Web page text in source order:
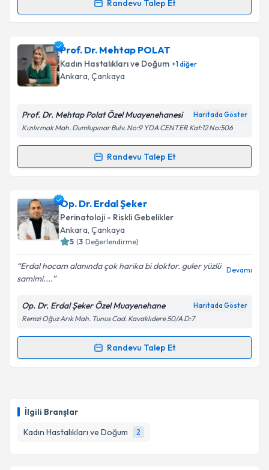
İlgili Branşlar
Kadın Hastalıkları ve Doğum
2
Randevu Talep Et
Randevu Takvimi Talebi
Doç. Dr. Faika Ceylan Çiftçi için randevu takvimi
talebi oluşturun. Size bu uzmandan randevu almanız
için bir takvim hazırlandığında e-posta ile
bilgilendireceğiz.
E-posta Adresiniz
Kişisel verilerimin işlenmesine ilişkinAydınlatma
kapsamda işlenmesini kabul ediyorum.
Takvim Talebini Gönder
Prof. Dr. Mehtap POLAT
Kadın Hastalıkları ve Doğum +1diğer
Ankara, Çankaya
Prof. Dr. Mehtap Polat Özel Muayenehanesi Haritada Göster
Kızılırmak Mah. Dumlupınar Bulv. No:9 YDA CENTER Kat:12 No:506
Randevu Talep Et
Randevu Takvimi Talebi
Prof. Dr. Mehtap POLATiçin randevu takvimi talebi
oluşturun. Size bu uzmandan randevu almanız için bir
takvim hazırlandığında e-posta ile bilgilendireceğiz.
Kişisel verilerimin işlenmesine ilişkin
Aydınlatma
Metni'ni okudum ve kişisel verilerimin belirtilen
kapsamda işlenmesini kabul ediyorum.
Op. Dr. Erdal Şeker
Perinatoloji - Riskli Gebelikler
Ankara, Çankaya
5 (3 Değerlendirme)
Erdal hocam alanında çok harika bi doktor. guler yüzlü
samimi....
Devamı
Op. Dr. Erdal Şeker Özel Muayenehane Haritada Göster
Remzi Oğuz Arık Mah. Tunus Cad. Kavaklıdere 50/A D:7
Randevu Talep Et
Randevu Takvimi Talebi
takvim hazırlandığında e-posta ile bilgilendireceğiz.